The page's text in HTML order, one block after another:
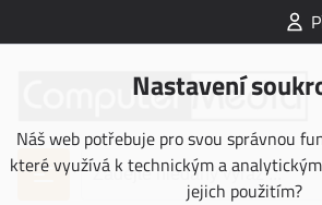
Nastavení
Náš web potřebuje pro svou správnou
které využívá k technickým a
jejich použitím?